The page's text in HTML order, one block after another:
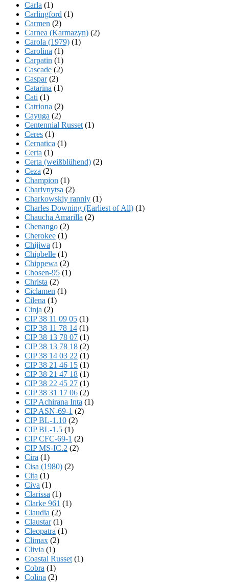
Carla (1)
Carlingford (1)
Carmen (2)
Carnea (Karmazyn) (2)
Carola (1979) (1)
Carolina (1)
Carpatin (1)
Cascade (2)
Caspar(2)
Catarina (1)
Cati (1)
Catriona (2)
Cayuga (2)
Centennial Russet (1)
Ceres (1)
Cernatica (1)
Certa (1)
Certa (weißblühend) (2)
Ceza (2)
Champion (1)
Charivnytsa (2)
Charkowskiy ranniy (1)
Charles Downing (Earliest of All) (1)
Chaucha Amarilla (2)
Chenango (2)
Cherokee (1)
Chijiwa (1)
Chipbelle (1)
Chippewa (2)
Chosen-95 (1)
Christa (2)
Ciclamen (1)
Cilena (1)
Cinja (2)
CIP 38 11 09 05 (1)
CIP 38 11 78 14 (1)
CIP 38 13 78 07 (1)
CIP 38 13 78 18 (2)
CIP 38 14 03 22 (1)
CIP 38 21 46 15 (1)
CIP 38 21 47 18 (1)
CIP 38 22 45 27 (1)
CIP 38 31 17 06 (2)
CIP Achirana Inta (1)
CIP ASN-69-1 (2)
CIP BL-1.10 (2)
CIP BL-1.5 (1)
CIP CFC-69-1 (2)
CIP MS-IC.2 (2)
Cira (1)
Cisa (1980) (2)
Cita (1)
Civa (1)
Clarissa (1)
Clarke 961 (1)
Claudia (2)
Claustar(1)
Cleopatra (1)
Climax (2)
Clivia (1)
Coastal Russet (1)
Cobra (1)
Colina (2)